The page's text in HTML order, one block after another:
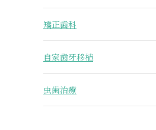
矯正歯科
自家歯牙移植
虫歯治療